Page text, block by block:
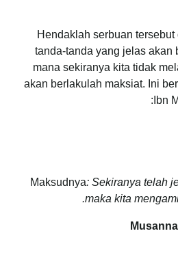
4- Hendaklah serbuan
tanda-tanda yang jelas akan
mana sekiranya kita tidak
akan berlakulah maksiat. Ini
Ibn
Maksudnya: Sekiranya telah
maka kita